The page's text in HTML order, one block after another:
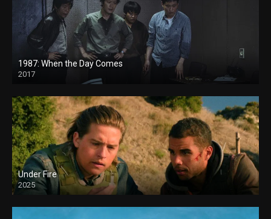
1987: When the Day Comes
2017
Under Fire
2025